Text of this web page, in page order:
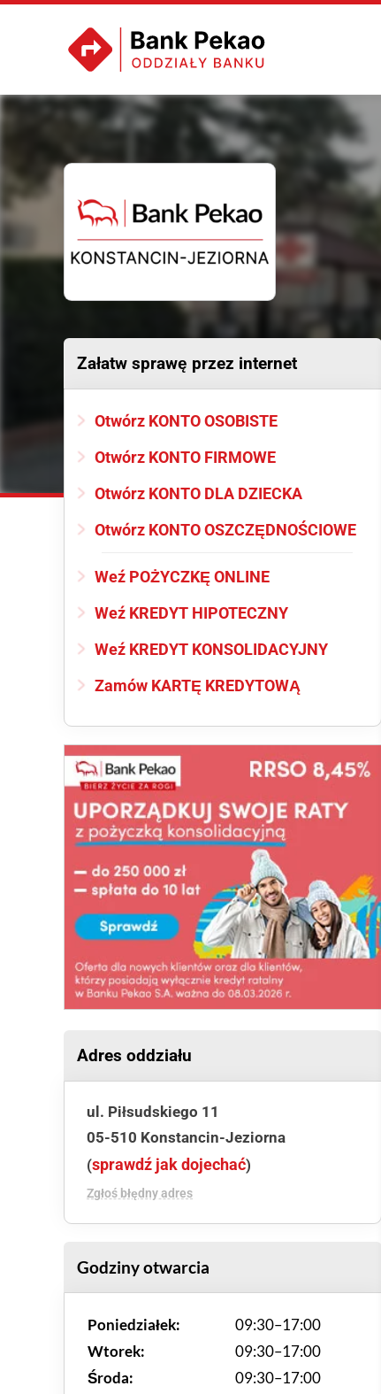
Załatw sprawę przez internet
Otwórz KONTO OSOBISTE
Otwórz KONTO FIRMOWE
Otwórz KONTO DLA DZIECKA
Otwórz KONTO OSZCZĘDNOŚCIOWE
Weź POŻYCZKĘ ONLINE
Weź KREDYT HIPOTECZNY
Weź KREDYT KONSOLIDACYJNY
Zamów KARTĘ KREDYTOWĄ
Adres oddziału
ul. Piłsudskiego 11
05-510 Konstancin-Jeziorna
(sprawdź jak dojechać)
Zgłoś błędny adres
Godziny otwarcia
Poniedziałek:
09:30–17:00
Wtorek:
09:30–17:00
Środa:
09:30–17:00